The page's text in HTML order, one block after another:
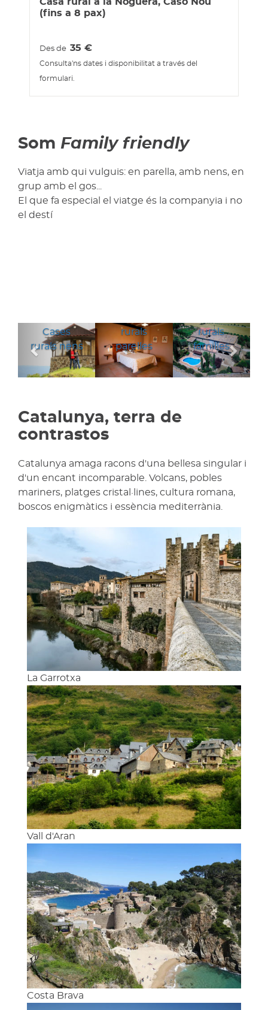
Casa rural a la Noguera, Caso Nou
(fins a 8 pax)
Des de 35€
Consulta'ns dates i disponibilitat a través del
formulari.
Som Family friendly
Viatja amb qui vulguis: en parella, amb nens, en
grup amb el gos...
El que fa especial el viatge és la companyia i no
el destí
Cases
rurals nens
rurals
parelles
rurals
families
Anterior
Catalunya, terra de
contrastos
Catalunya amaga racons d'una bellesa singular i
d'un encant incomparable. Volcans, pobles
mariners, platges cristal·lines, cultura romana,
boscos enigmàtics i essència mediterrània.
La Garrotxa
Vall d'Aran
Costa Brava